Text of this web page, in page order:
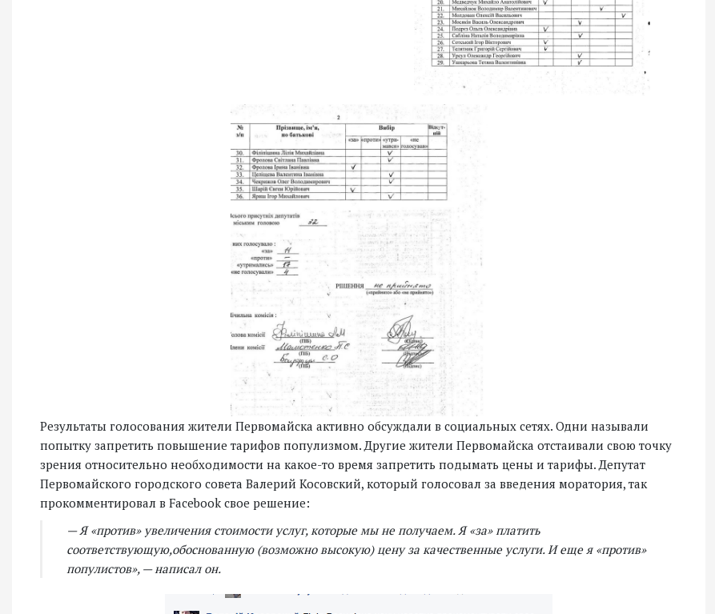
Результаты голосования жители Первомайска активно обсуждали в социальных сетях. Одни называли
попытку запретить повышение тарифов популизмом. Другие жители Первомайска отстаивали свою точку
зрения относительно необходимости на какое-то время запретить подымать цены и тарифы. Депутат
Первомайского городского совета Валерий Косовский, который голосовал за введения моратория, так
прокомментировал в Facebook свое решение:
— Я «против» увеличения стоимости услуг, которые мы не получаем. Я «за» платить
соответствующую,обоснованную (возможно высокую) цену за качественные услуги. И еще я «против»
популистов», — написал он.